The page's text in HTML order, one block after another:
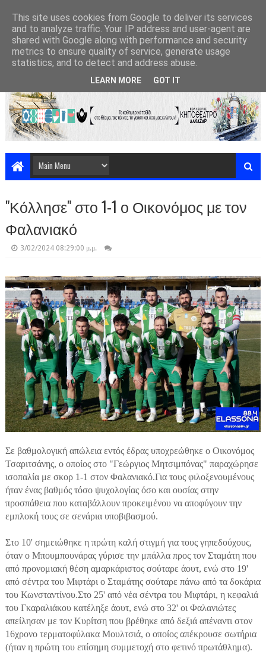
"Κόλλησε" στο 1-1 ο Οικονόμος με τον
Φαλανιακό
3/02/2024 08:29:00 μ.μ.
Σε βαθμολογική απώλεια εντός έδρας υποχρεώθηκε ο Οικονόμος
Τσαριτσάνης, ο οποίος στο "Γεώργιος Μητσιμπόνας" παραχώρησε
ισοπαλία με σκορ 1-1 στον Φαλανιακό.Για τους φιλοξενουμένους
ήταν ένας βαθμός τόσο ψυχολογίας όσο και ουσίας στην
προσπάθεια που καταβάλλουν προκειμένου να αποφύγουν την
εμπλοκή τους σε σενάρια υποβιβασμού.
Στο 10' σημειώθηκε η πρώτη καλή στιγμή για τους γηπεδούχους,
όταν ο Μπουμπουνάρας γύρισε την μπάλλα προς τον Σταμάτη που
από προνομιακή θέση αμαρκάριστος σούταρε άουτ, ενώ στο 19'
από σέντρα του Μιφτάρι ο Σταμάτης σούταρε πάνω από τα δοκάρια
του Κωνσταντίνου.Στο 25' από νέα σέντρα του Μιφτάρι, η κεφαλιά
του Γκαραλιάκου κατέληξε άουτ, ενώ στο 32' οι Φαλανιώτες
απείλησαν με τον Κυρίτση που βρέθηκε από δεξιά απέναντι στον
16χρονο τερματοφύλακα Μουλτσιά, ο οποίος απέκρουσε σωτήρια
(ήταν η πρώτη του επίσημη συμμετοχή στο φετινό πρωτάθλημα).
This site uses cookies from Google to deliver its services
and to analyze traffic. Your IP address and user-agent are
shared with Google along with performance and security
metrics to ensure quality of service, generate usage
statistics, and to detect and address abuse.
LEARN MORE GOT IT